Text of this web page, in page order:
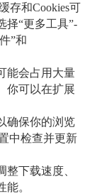
存和Cookies可
择“更多工具”-
”和
能会占用大量
你可以在扩展
确保你的浏览
中检查并更新
下载速度、
。